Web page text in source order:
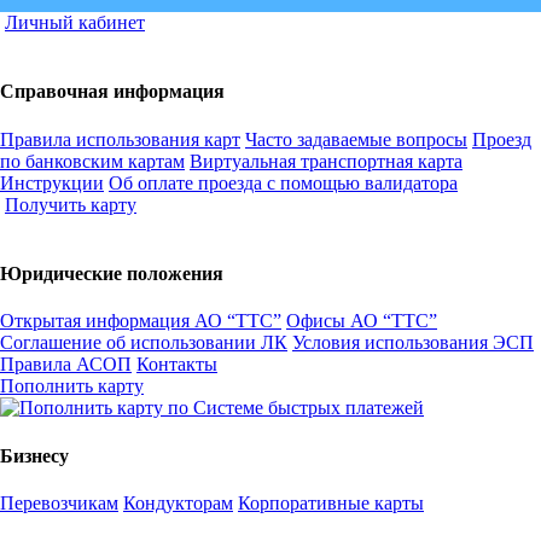
Личный кабинет
Справочная информация
Правила использования карт Часто задаваемые вопросы Проезд
по банковским картам Виртуальная транспортная карта
Инструкции Об оплате проезда с помощью валидатора
Получить карту
Юридические положения
Открытая информация АО “ТТС” Офисы АО “ТТС”
Соглашение об использовании ЛК Условия использования ЭСП
Правила АСОП Контакты
Пополнить карту
Бизнесу
Перевозчикам Кондукторам Корпоративные карты